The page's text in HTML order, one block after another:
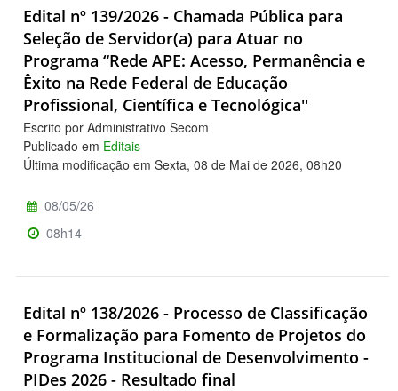
Edital nº 139/2026 - Chamada Pública para
Seleção de Servidor(a) para Atuar no
Programa “Rede APE: Acesso, Permanência e
Êxito na Rede Federal de Educação
Profissional, Científica e Tecnológica''
Escrito por Administrativo Secom
Publicado em Editais
Última modificação em Sexta, 08 de Mai de 2026, 08h20
08/05/26
08h14
Edital nº 138/2026 - Processo de Classificação
e Formalização para Fomento de Projetos do
Programa Institucional de Desenvolvimento -
PIDes 2026 - Resultado final